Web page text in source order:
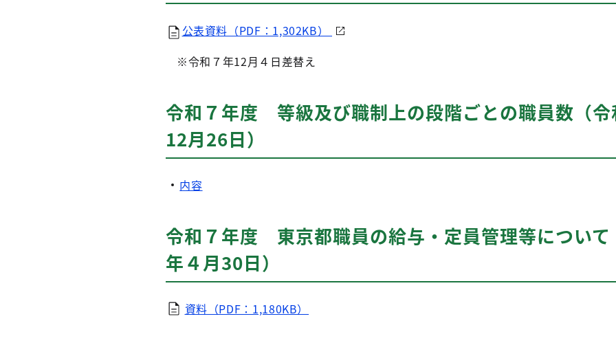
公表資料（PDF：1,302KB）
※令和７年12月４日差替え
令和７年度 等級及び職制上の段階ごとの職員数（令
12月26日）
内容
令和７年度 東京都職員の給与・定員管理等について
年４月30日）
資料（PDF：1,180KB）